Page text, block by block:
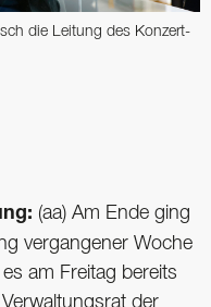
die Leitung des Konzert-
(aa) Am Ende ging
vergangener Woche
am Freitag bereits
der